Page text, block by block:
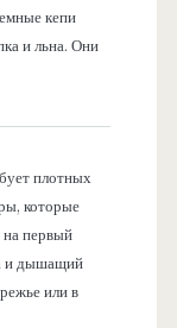
кепи
и льна. Они
плотных
которые
на первый
и дышащий
или в